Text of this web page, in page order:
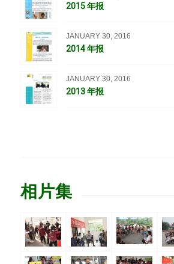
2015 年报
JANUARY 30, 2016
2014 年报
JANUARY 30, 2016
2013 年报
相片集